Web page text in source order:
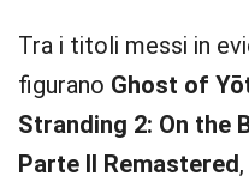
Tra i titoli messi in
figurano Ghost of
Stranding 2: On the
Parte II Remastered